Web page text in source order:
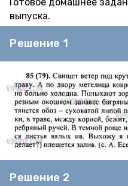
выпуска.
Решение 1
Решение 2